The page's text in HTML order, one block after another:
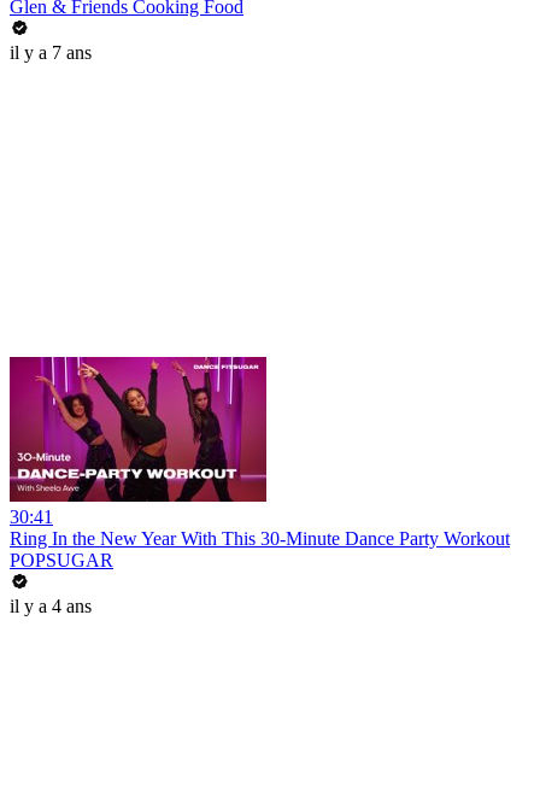
Glen & Friends Cooking Food
il y a 7 ans
30:41
Ring In the New Year With This 30-Minute Dance Party Workout
POPSUGAR
il y a 4 ans